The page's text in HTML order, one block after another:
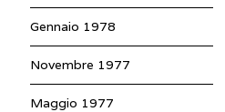
Gennaio 1978
Novembre 1977
Maggio 1977